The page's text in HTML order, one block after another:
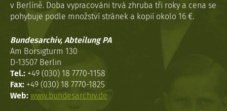
v Berlíně. Doba vypracováni trvá zhruba tři roky a cena se
pohybuje podle množství stránek a kopií okolo 16 €.
Bundesarchiv, Abteilung PA
Am Borsigturm 130
D-13507 Berlin
Tel.: +49 (030) 18 7770-1158
Fax: +49 (030) 18 7770-1825
Web: www.bundesarchiv.de